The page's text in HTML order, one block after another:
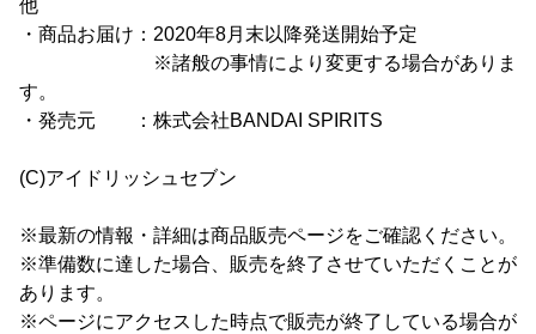
他
・商品お届け：2020年8月末以降発送開始予定
※諸般の事情により変更する場合がありま
す。
・発売元 ：株式会社BANDAI SPIRITS
(C)アイドリッシュセブン
※最新の情報・詳細は商品販売ページをご確認ください。
※準備数に達した場合、販売を終了させていただくことが
あります。
※ページにアクセスした時点で販売が終了している場合が